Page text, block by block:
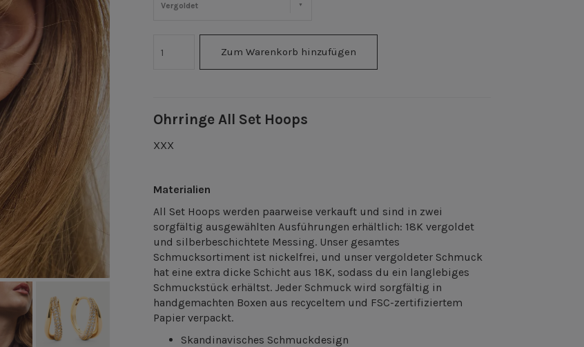
Vergoldet
Zum Warenkorb hinzufügen
Ohrringe All Set Hoops
XXX
Materialien
All Set Hoops werden paarweise verkauft und sind in zwei
sorgfältig ausgewählten Ausführungen erhältlich: 18K vergoldet
und silberbeschichtete Messing. Unser gesamtes
Schmucksortiment ist nickelfrei, und unser vergoldeter Schmuck
hat eine extra dicke Schicht aus 18K, sodass du ein langlebiges
Schmuckstück erhältst. Jeder Schmuck wird sorgfältig in
handgemachten Boxen aus recyceltem und FSC-zertifiziertem
Papier verpackt.
Skandinavisches Schmuckdesign